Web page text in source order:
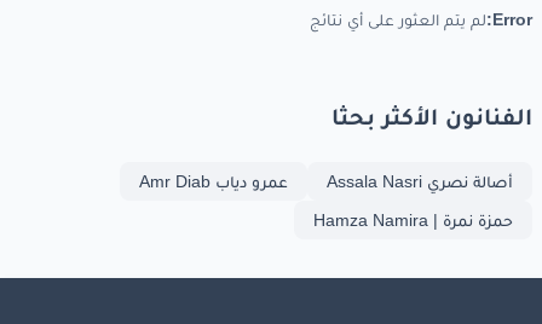
Error: لم يتم العثور على أي نتائج
الفنانون الأكثر بحثا
أصالة نصري Assala Nasri
عمرو دياب Amr Diab
حمزة نمرة | Hamza Namira